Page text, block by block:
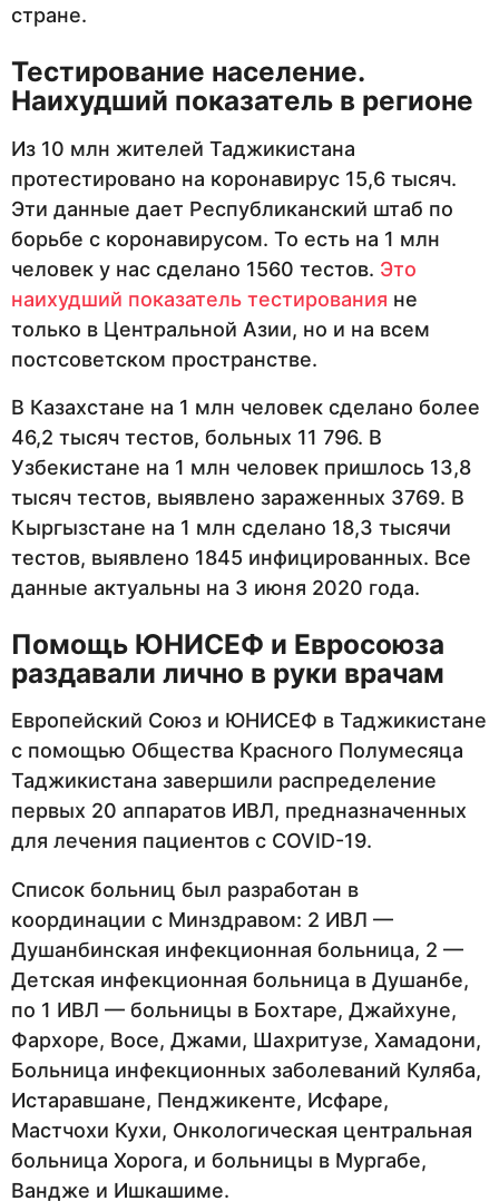
стране.
Тестирование население.
Наихудший показатель в регионе
Из 10 млн жителей Таджикистана
протестировано на коронавирус 15,6 тысяч.
Эти данные дает Республиканский штаб по
борьбе с коронавирусом. То есть на 1 млн
человек у нас сделано 1560 тестов. Это
наихудший показатель тестирования не
только в Центральной Азии, но и на всем
постсоветском пространстве.
В Казахстане на 1 млн человек сделано более
46,2 тысяч тестов, больных 11 796. В
Узбекистане на 1 млн человек пришлось 13,8
тысяч тестов, выявлено зараженных 3769. В
Кыргызстане на 1 млн сделано 18,3 тысячи
тестов, выявлено 1845 инфицированных. Все
данные актуальны на 3 июня 2020 года.
Помощь ЮНИСЕФ и Евросоюза
раздавали лично в руки врачам
Европейский Союз и ЮНИСЕФ в Таджикистане
с помощью Общества Красного Полумесяца
Таджикистана завершили распределение
первых 20 аппаратов ИВЛ, предназначенных
для лечения пациентов с COVID-19.
Список больниц был разработан в
координации с Минздравом: 2 ИВЛ —
Душанбинская инфекционная больница, 2 —
Детская инфекционная больница в Душанбе,
по 1 ИВЛ — больницы в Бохтаре, Джайхуне,
Фархоре, Восе, Джами, Шахритузе, Хамадони,
Больница инфекционных заболеваний Куляба,
Истаравшане, Пенджикенте, Исфаре,
Мастчохи Кухи, Онкологическая центральная
больница Хорога, и больницы в Мургабе,
Вандже и Ишкашиме.